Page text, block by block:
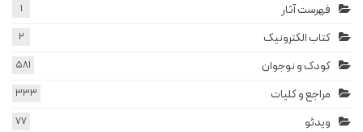
فهرست آثار 1
کتاب الکترونیک 2
کودک و نوجوان 581
مراجع و کلیات 333
ویدئو 77